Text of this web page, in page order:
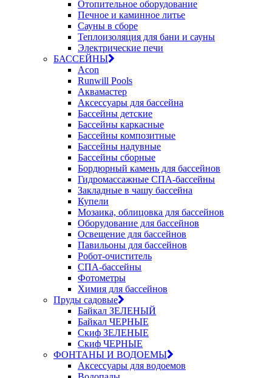
Отопительное оборудование
Печное и каминное литье
Сауны в сборе
Теплоизоляция для бани и сауны
Электрические печи
БАССЕЙНЫ
Acon
Runwill Pools
Аквамастер
Аксессуары для бассейна
Бассейны детские
Бассейны каркасные
Бассейны композитные
Бассейны надувные
Бассейны сборные
Бордюрный камень для бассейнов
Гидромассажные СПА-бассейны
Закладные в чашу бассейна
Купели
Мозаика, облицовка для бассейнов
Оборудование для бассейнов
Освещение для бассейнов
Павильоны для бассейнов
Робот-очиститель
СПА-бассейны
Фотометры
Химия для бассейнов
Пруды садовые
Байкал ЗЕЛЕНЫЙ
Байкал ЧЕРНЫЕ
Скиф ЗЕЛЕНЫЕ
Скиф ЧЕРНЫЕ
ФОНТАНЫ И ВОДОЕМЫ
Аксессуары для водоемов